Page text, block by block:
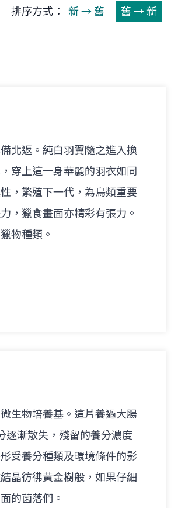
排序方式： 新 → 舊 舊 → 新
北返。純白羽翼隨之進入換
穿上這一身華麗的羽衣如同
，繁殖下一代，為鳥類重要
，獵食畫面亦精彩有張力。
物種類。
生物培養基。這片養過大腸
逐漸散失，殘留的養分濃度
受養分種類及環境條件的影
晶彷彿黃金樹般，如果仔細
的菌落們。